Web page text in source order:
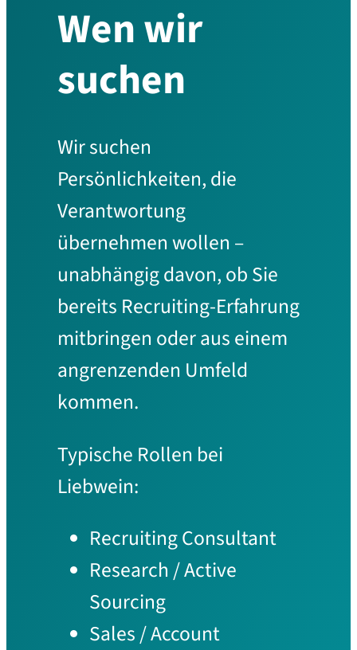
Wen wir
suchen
Wir suchen
Persönlichkeiten, die
Verantwortung
übernehmen wollen –
unabhängig davon, ob Sie
bereits Recruiting-Erfahrung
mitbringen oder aus einem
angrenzenden Umfeld
kommen.
Typische Rollen bei
Liebwein:
Recruiting Consultant
Research / Active
Sourcing
Sales / Account